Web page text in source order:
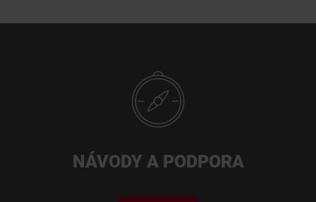
NÁVODY A PODPORA